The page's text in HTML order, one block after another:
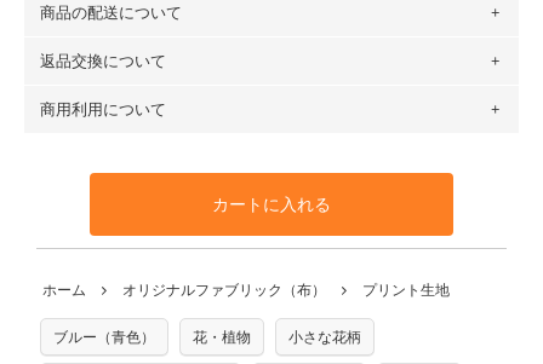
場合 → 購入数量「7」
※カットを希望の方は備考欄に「50cmずつカット希望」など
ご記載ください（50cm単位でのカットのみ）
プリント布の仕様についてもっと詳しく見る
・現在、すべてのデザインのプリントに使用している生地は
ットン（ダブルガーゼ）・100％コットン（ローン）・コッ
トンリネン（ビエラ織）・100％コットン（ツイル）・
100％コットン（キャンバス・11号帆布）です。
生地見本サンプル（無料）を購入する
商品の配送について
・ネコポスでの配送は、布は2mまで型紙は2個までとなりま
も送料の表示が600円となり宅急便での配送となります。
となります。
※万が一、検品時に不備が見つかった場合は、4～5営業日後
の発送となる場合がございます。
※土日祝は営業日に含まれません。
※配送日のご指定は承れません。出来上がり次第、順次発送
返品交換について
・布はご注文後に注文数量のみをプリントするため、
購入後
や用尺をお間違えのないようお願いします。思っていた色味
と違う、などの理由での返品は承れません。予めご了承くだ
商用利用について
す。ハンドメイドサイトなどでの販売用アイテムの製作にご
利用いただけます。「nunocoto fabric使用」といった記載
も不要です。（製品化した際に起こる全ての問題、クレーム
いませんのでご了承ください）
※有料型紙（ホームソーイング型紙シリーズ）および柄がえ
らべるキットに付属された型紙は商用利用できませんのでご
カートに入れる
ホーム オリジナルファブリック（布） プリント生地
ブルー（青色） 花・植物 小さな花柄